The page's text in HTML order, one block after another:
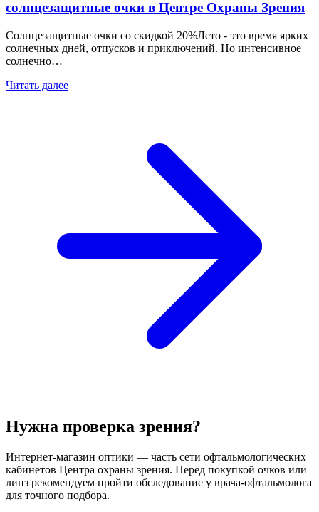
солнцезащитные очки в Центре Охраны Зрения
Солнцезащитные очки со скидкой 20%Лето - это время ярких
солнечных дней, отпусков и приключений. Но интенсивное
солнечно…
Читать далее
Нужна проверка зрения?
Интернет-магазин оптики — часть сети офтальмологических
кабинетов Центра охраны зрения. Перед покупкой очков или
линз рекомендуем пройти обследование у врача-офтальмолога
для точного подбора.